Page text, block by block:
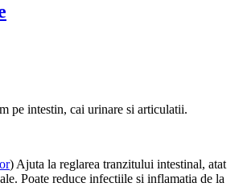
pe intestin, cai urinare si articulatii.
) Ajuta la reglarea tranzitului intestinal, atat
Poate reduce infectiile si inflamatia de la